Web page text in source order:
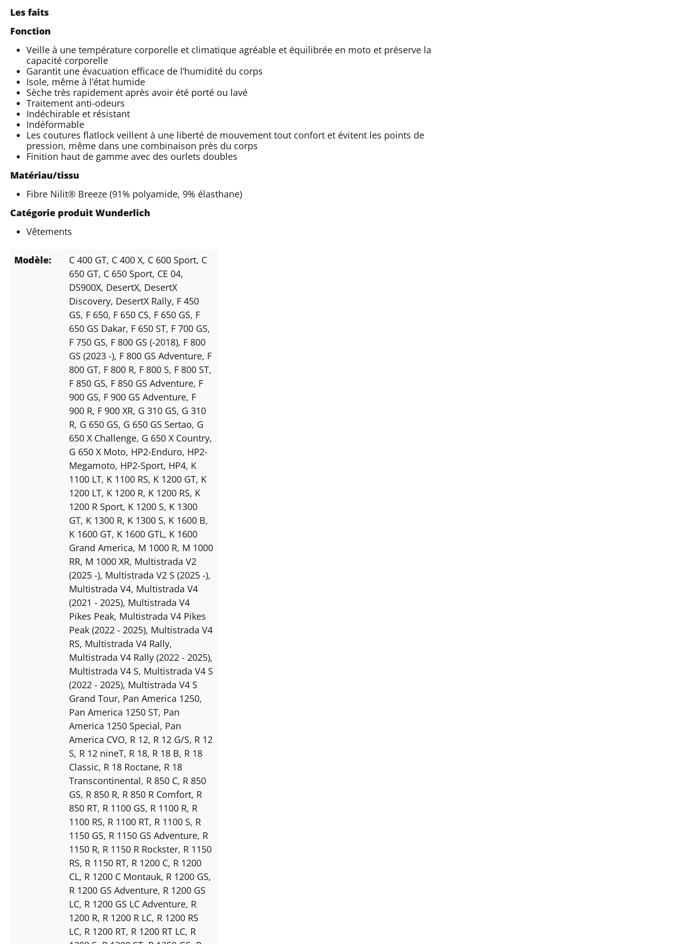
Les faits
Fonction
Veille à une température corporelle et climatique agréable et équilibrée en moto et préserve la
capacité corporelle
Garantit une évacuation efficace de l’humidité du corps
Isole, même à l’état humide
Sèche très rapidement après avoir été porté ou lavé
Traitement anti-odeurs
Indéchirable et résistant
Indéformable
Les coutures flatlock veillent à une liberté de mouvement tout confort et évitent les points de
pression, même dans une combinaison près du corps
Finition haut de gamme avec des ourlets doubles
Matériau/tissu
Fibre Nilit® Breeze (91% polyamide, 9% élasthane)
Catégorie produit Wunderlich
Vêtements
Modèle: C 400 GT, C 400 X, C 600 Sport, C
650 GT, C 650 Sport, CE 04,
DS900X, DesertX, DesertX
Discovery, DesertX Rally, F 450
GS, F 650, F 650 CS, F 650 GS, F
650 GS Dakar, F 650 ST, F 700 GS,
F 750 GS, F 800 GS (-2018), F 800
GS (2023 -), F 800 GS Adventure, F
800 GT, F 800 R, F 800 S, F 800 ST,
F 850 GS, F 850 GS Adventure, F
900 GS, F 900 GS Adventure, F
900 R, F 900 XR, G 310 GS, G 310
R, G 650 GS, G 650 GS Sertao, G
650 X Challenge, G 650 X Country,
G 650 X Moto, HP2-Enduro, HP2-
Megamoto, HP2-Sport, HP4, K
1100 LT, K 1100 RS, K 1200 GT, K
1200 LT, K 1200 R, K 1200 RS, K
1200 R Sport, K 1200 S, K 1300
GT, K 1300 R, K 1300 S, K 1600 B,
K 1600 GT, K 1600 GTL, K 1600
Grand America, M 1000 R, M 1000
RR, M 1000 XR, Multistrada V2
(2025 -), Multistrada V2 S (2025 -),
Multistrada V4, Multistrada V4
(2021 - 2025), Multistrada V4
Pikes Peak, Multistrada V4 Pikes
Peak (2022 - 2025), Multistrada V4
RS, Multistrada V4 Rally,
Multistrada V4 Rally (2022 - 2025),
Multistrada V4 S, Multistrada V4 S
(2022 - 2025), Multistrada V4 S
Grand Tour, Pan America 1250,
Pan America 1250 ST, Pan
America 1250 Special, Pan
America CVO, R 12, R 12 G/S, R 12
S, R 12 nineT, R 18, R 18 B, R 18
Classic, R 18 Roctane, R 18
Transcontinental, R 850 C, R 850
GS, R 850 R, R 850 R Comfort, R
850 RT, R 1100 GS, R 1100 R, R
1100 RS, R 1100 RT, R 1100 S, R
1150 GS, R 1150 GS Adventure, R
1150 R, R 1150 R Rockster, R 1150
RS, R 1150 RT, R 1200 C, R 1200
CL, R 1200 C Montauk, R 1200 GS,
R 1200 GS Adventure, R 1200 GS
LC, R 1200 GS LC Adventure, R
1200 R, R 1200 R LC, R 1200 RS
LC, R 1200 RT, R 1200 RT LC, R